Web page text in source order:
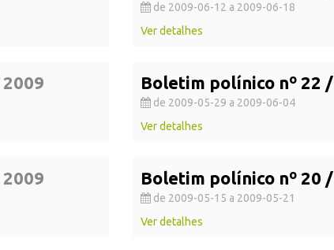
de 2009-06-12 a 2009-06-18
Ver detalhes
2009 Boletim polínico nº 22 /
de 2009-05-29 a 2009-06-04
Ver detalhes
2009 Boletim polínico nº 20 /
de 2009-05-15 a 2009-05-21
Ver detalhes